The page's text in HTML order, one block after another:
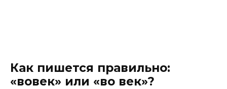
Как пишется правильно:
«вовек» или «во век»?